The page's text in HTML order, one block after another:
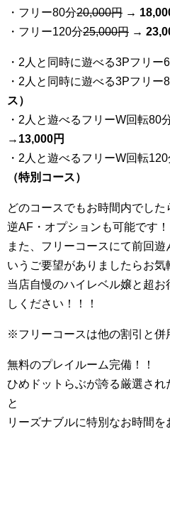
・フリー80分20,000円 →
・フリー120分25,000円 →
・2人と同時に遊べる3Pフリー
・2人と同時に遊べる3Pフリー
ス）
・2人と遊べるフリーW回転80
→ 13,000円
・2人と遊べるフリーW回転
（特別コース）
どのコースでもお時間内でした
逆AF・オプションも可能です！
また、フリーコースにて前回
いうご要望がありましたらお気
当店自慢のハイレベル嬢と超
しください！！！
※フリーコースは他の割引と併
無料のプレイルーム完備！！
ひめドットらぶが誇る厳選さ
と
リーズナブルに特別なお時間を